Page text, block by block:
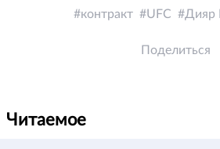
контракт UFC Дияр
Поделиться
Читаемое